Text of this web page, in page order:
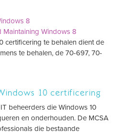
8
Windows 8
certificering te behalen dient de
te behalen, de 70-697, 70-
10 certificering
beheerders die Windows 10
en onderhouden. De MCSA
die bestaande